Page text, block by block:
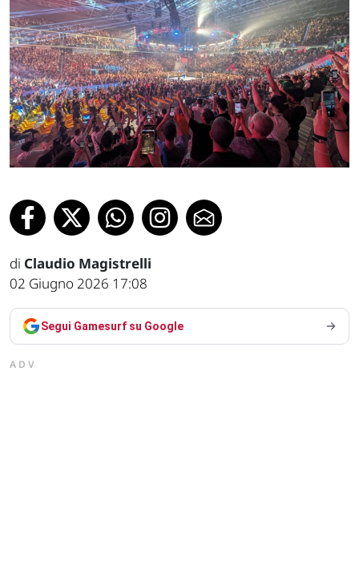
di Claudio Magistrelli
02 Giugno 2026 17:08
Segui Gamesurf su Google
ADV